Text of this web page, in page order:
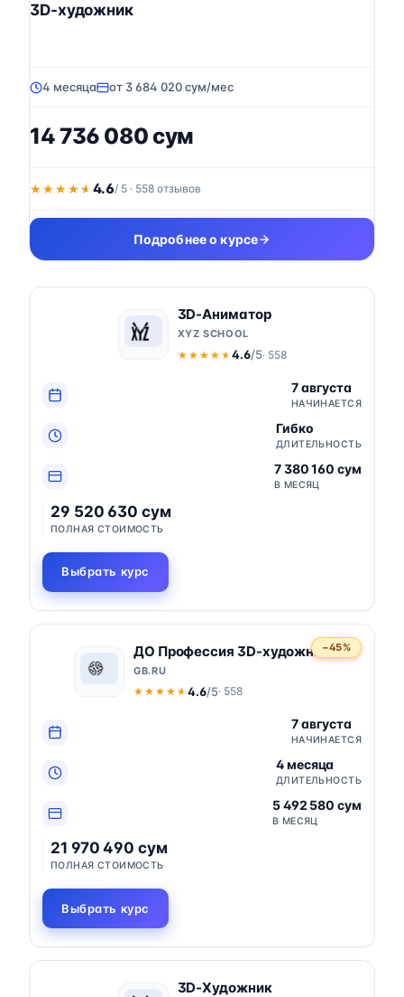
3D-художник
4 месяца от 3 684 020 сум/мес
14 736 080 сум
★★★★★
★★★★★ 4.6/ 5 · 558 отзывов
Подробнее о курсе
3D-Аниматор
XYZ SCHOOL
★★★★★
★★★★★ 4.6/5· 558
7 августа
НАЧИНАЕТСЯ
Гибко
ДЛИТЕЛЬНОСТЬ
7 380 160 сум
В МЕСЯЦ
29 520 630 сум
ПОЛНАЯ СТОИМОСТЬ
Выбрать курс
−45%
ДО Профессия 3D-художник
GB.RU
★★★★★
★★★★★ 4.6/5· 558
7 августа
НАЧИНАЕТСЯ
4 месяца
ДЛИТЕЛЬНОСТЬ
5 492 580 сум
В МЕСЯЦ
21 970 490 сум
ПОЛНАЯ СТОИМОСТЬ
Выбрать курс
3D-Художник